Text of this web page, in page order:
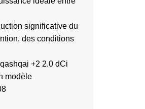
significative du
des conditions
+2 2.0 dCi
modèle